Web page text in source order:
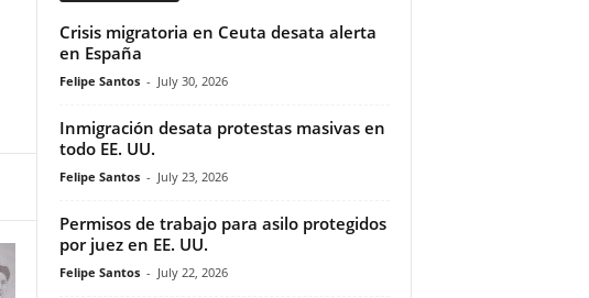
Crisis migratoria en Ceuta desata alerta
en España
Felipe Santos - July 30, 2026
Inmigración desata protestas masivas en
todo EE. UU.
Felipe Santos - July 23, 2026
Permisos de trabajo para asilo protegidos
por juez en EE. UU.
Felipe Santos - July 22, 2026